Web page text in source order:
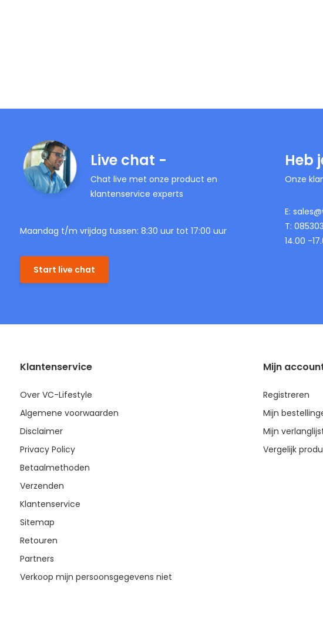
Live chat -
Chat live met onze product en
klantenservice experts
Maandag t/m vrijdag tussen: 8:30 uur tot 17:00 uur
Start live chat
Heb
Onze
E:
T:
14.00 -
Klantenservice
Over VC-Lifestyle
Algemene voorwaarden
Disclaimer
Privacy Policy
Betaalmethoden
Verzenden
Klantenservice
Sitemap
Retouren
Partners
Verkoop mijn persoonsgegevens niet
Mijn
Registreren
Mijn
Mijn
Vergelijk